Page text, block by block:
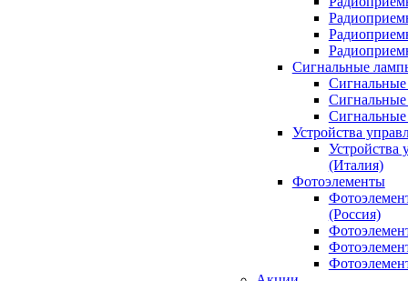
Сигнальные
Устройства
Устройства
(Италия)
Фотоэлементы
(Россия)